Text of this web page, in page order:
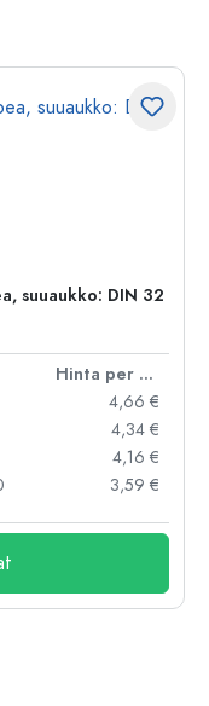
suuaukko: DIN 32
Hinta per kpl
4,66 €
4,34 €
4,16 €
3,59 €